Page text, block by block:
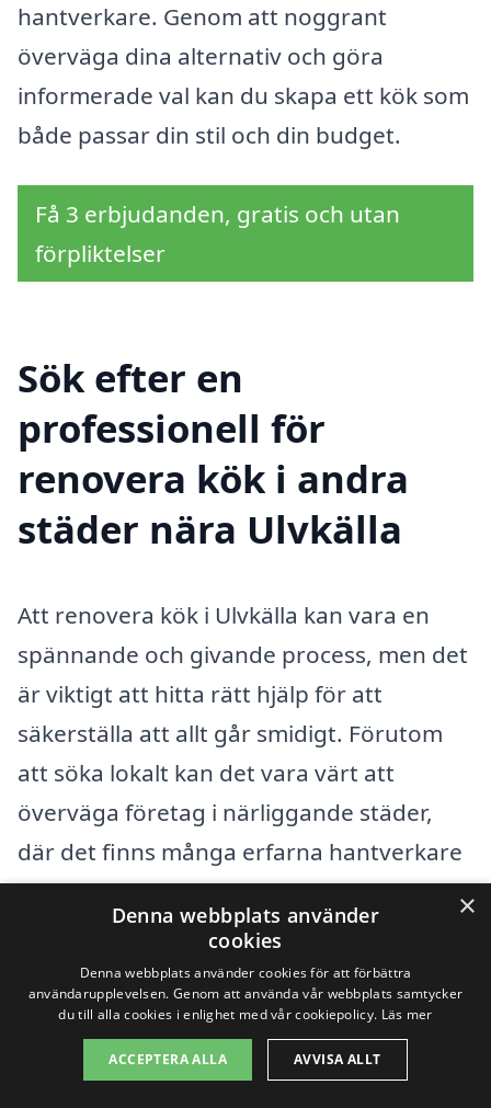
hantverkare. Genom att noggrant
överväga dina alternativ och göra
informerade val kan du skapa ett kök som
både passar din stil och din budget.
Få 3 erbjudanden, gratis och utan
förpliktelser
Sök efter en
professionell för
renovera kök i andra
städer nära Ulvkälla
Att renovera kök i Ulvkälla kan vara en
spännande och givande process, men det
är viktigt att hitta rätt hjälp för att
säkerställa att allt går smidigt. Förutom
att söka lokalt kan det vara värt att
överväga företag i närliggande städer,
där det finns många erfarna hantverkare
och specialister inom köksrenovering. Här
är några av de städer som ligger nära
Ulvkälla där du kan hitta professionell
hjälp:
Sveg
×
Denna webbplats använder
cookies
Denna webbplats använder cookies för att förbättra
användarupplevelsen. Genom att använda vår webbplats samtycker
du till alla cookies i enlighet med vår cookiepolicy. Läs mer
ACCEPTERA ALLA AVVISA ALLT